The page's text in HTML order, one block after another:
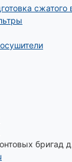
сжатого
бригад